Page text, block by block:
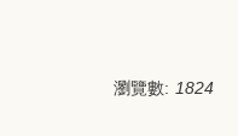
瀏覽數: 1824